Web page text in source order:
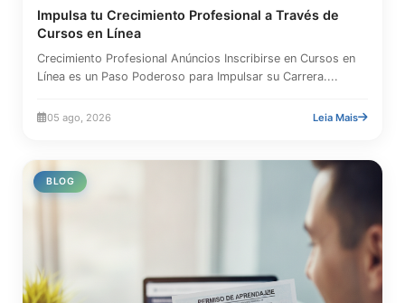
Impulsa tu Crecimiento Profesional a Través de
Cursos en Línea
Crecimiento Profesional Anúncios Inscribirse en Cursos en
Línea es un Paso Poderoso para Impulsar su Carrera....
05 ago, 2026 Leia Mais
BLOG